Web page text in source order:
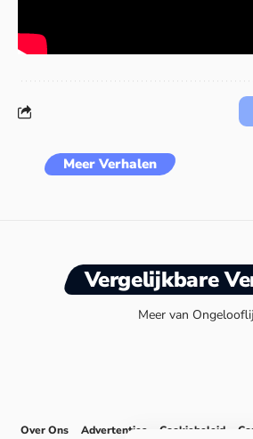
Meer Verhalen
Vergelijkbare
Meer van
Over Ons Advertenties Cookiebeleid